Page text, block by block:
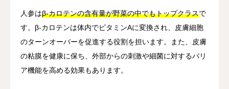
人参はβ-カロテンの含有量が野菜の中でもトップクラスで
す。β-カロテンは体内でビタミンAに変換され、皮膚細胞
のターンオーバーを促進する役割を担います。また、皮膚
の粘膜を健康に保ち、外部からの刺激や細菌に対するバリ
ア機能を高める効果もあります。